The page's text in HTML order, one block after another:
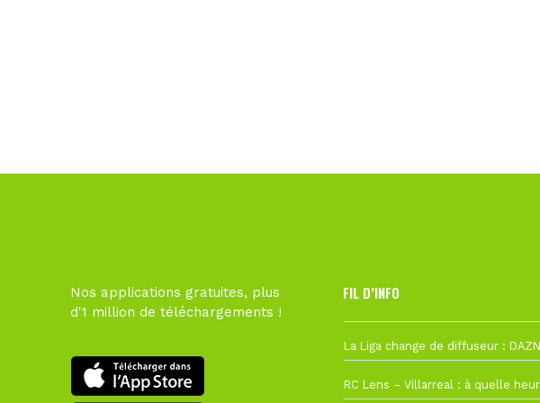
Nos applications gratuites, plus
d'1 million de téléchargements !
FIL D’INFO